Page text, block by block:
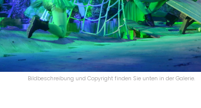
Bildbeschreibung und Copyright finden Sie unten in der Galerie.